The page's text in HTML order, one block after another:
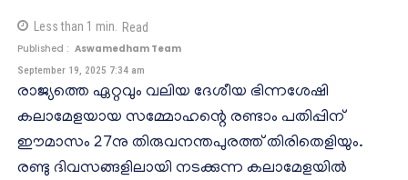
Less than 1 min. Read
Published : Aswamedham Team
September 19, 2025 7:34 am
രാജ്യത്തെ ഏറ്റവും വലിയ ദേശീയ ഭിന്നശേഷി
കലാമേളയായ സമ്മോഹന്റെ രണ്ടാം പതിപ്പിന്
ഈമാസം 27നു തിരുവനന്തപുരത്ത് തിരിതെളിയും.
രണ്ടു ദിവസങ്ങളിലായി നടക്കുന്ന കലാമേളയിൽ